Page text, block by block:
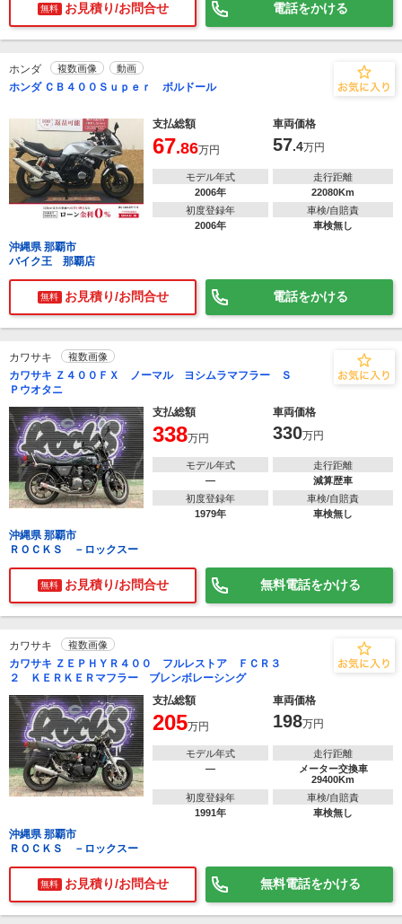
無料 お見積り/お問合せ 電話をかける
ホンダ 複数画像 動画
ホンダ ＣＢ４００Ｓｕｐｅｒ ボルドール
支払総額 車両価格
67.86万円 57.4万円
モデル年式
2006年
走行距離
22080Km
初度登録年
2006年
車検/自賠責
車検無し
沖縄県 那覇市
バイク王 那覇店
無料 お見積り/お問合せ 電話をかける
カワサキ 複数画像
カワサキ Ｚ４００ＦＸ ノーマル ヨシムラマフラー Ｓ
Ｐウオタニ
支払総額
車両価格
338万円 330万円
モデル年式
―
走行距離
減算歴車
初度登録年
1979年
車検/自賠責
車検無し
沖縄県 那覇市
ＲＯＣＫＳ －ロックスー
無料 お見積り/お問合せ 無料電話をかける
カワサキ 複数画像
カワサキ ＺＥＰＨＹＲ４００ フルレストア ＦＣＲ３
２ ＫＥＲＫＥＲマフラー ブレンボレーシング
支払総額
車両価格
205万円 198万円
モデル年式
―
走行距離
メーター交換車
29400Km
初度登録年
1991年
車検/自賠責
車検無し
沖縄県 那覇市
ＲＯＣＫＳ －ロックスー
無料 お見積り/お問合せ 無料電話をかける